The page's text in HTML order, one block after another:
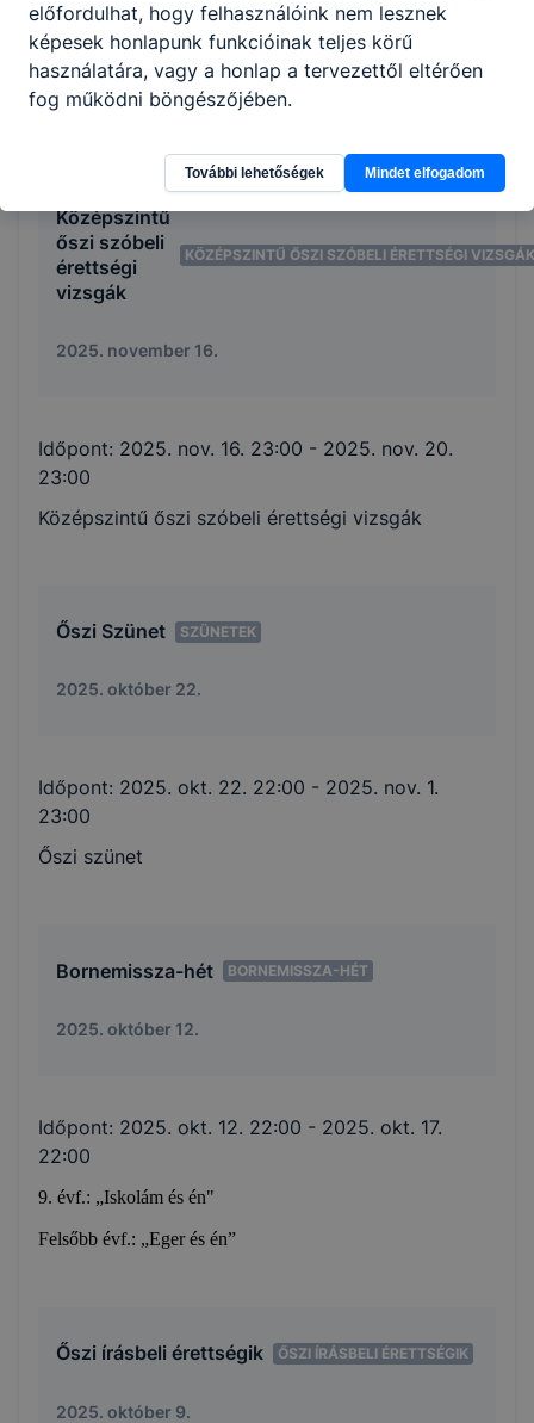
Időpont: 2025. nov. 21. 6:45- 2025. nov. 21. 15:00
Nyílt nap
Középszintű
őszi szóbeli
érettségi
vizsgák
KÖZÉPSZINTŰ ŐSZI SZÓBELI ÉRETTSÉGI VIZSGÁK
2025. november 16.
Időpont: 2025. nov. 16. 23:00 - 2025. nov. 20.
23:00
Középszintű őszi szóbeli érettségi vizsgák
Őszi Szünet SZÜNETEK
2025. október 22.
Időpont: 2025. okt. 22. 22:00 - 2025. nov. 1.
23:00
Őszi szünet
Bornemissza-hét BORNEMISSZA-HÉT
2025. október 12.
Időpont: 2025. okt. 12. 22:00 - 2025. okt. 17.
22:00
9. évf.: „Iskolám és én"
Felsőbb évf.: „Eger és én”
Őszi írásbeli érettségik ŐSZI ÍRÁSBELI ÉRETTSÉGIK
2025. október 9.
előfordulhat, hogy felhasználóink nem lesznek
képesek honlapunk funkcióinak teljes körű
használatára, vagy a honlap a tervezettől eltérően
fog működni böngészőjében.
További lehetőségek Mindet elfogadom